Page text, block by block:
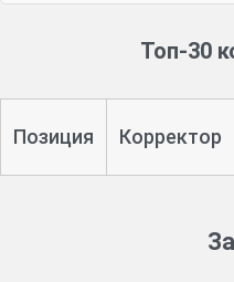
Топ-30
Позиция Корректор